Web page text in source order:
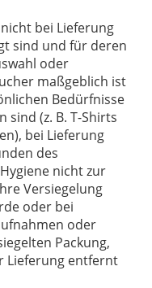
bei Lieferung
sind und für deren
oder
maßgeblich ist
Bedürfnisse
sind (z. B. T-Shirts
bei Lieferung
des
nicht zur
Versiegelung
oder bei
oder
Packung,
Lieferung entfernt